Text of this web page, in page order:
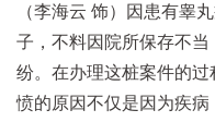
（李海云 饰）因患有睾
子，不料因院所保存不
纷。在办理这桩案件的
愤的原因不仅是因为疾